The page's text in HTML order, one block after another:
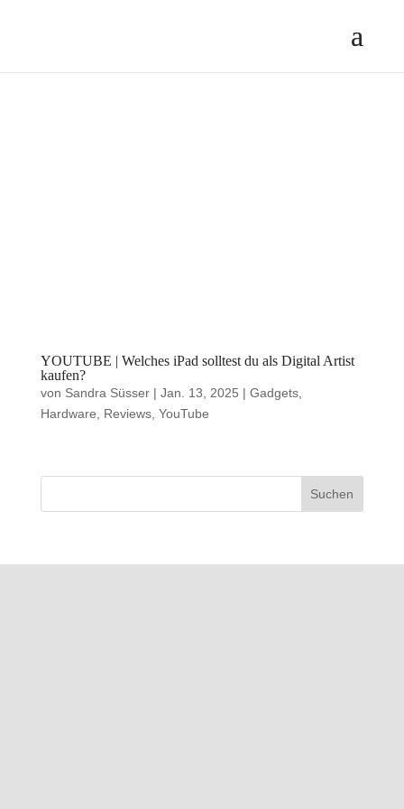
YOUTUBE | Welches iPad solltest du als Digital Artist
kaufen?
von Sandra Süsser| Jan. 13, 2025 | Gadgets,
Hardware
Reviews, YouTube